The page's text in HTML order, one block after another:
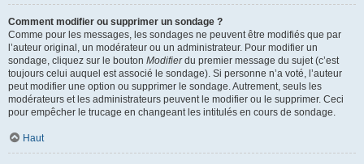
Comment modifier ou supprimer un sondage ?
Comme pour les messages, les sondages ne peuvent être modifiés que par
l’auteur original, un modérateur ou un administrateur. Pour modifier un
sondage, cliquez sur le bouton Modifierdu premier message du sujet (c’est
toujours celui auquel est associé le sondage). Si personne n’a voté, l’auteur
peut modifier une option ou supprimer le sondage. Autrement, seuls les
modérateurs et les administrateurs peuvent le modifier ou le supprimer. Ceci
pour empêcher le trucage en changeant les intitulés en cours de sondage.
Haut